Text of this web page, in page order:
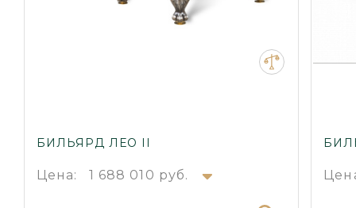
БИЛЬЯРД ЛЕО II
Цена: 1 688 010 руб.